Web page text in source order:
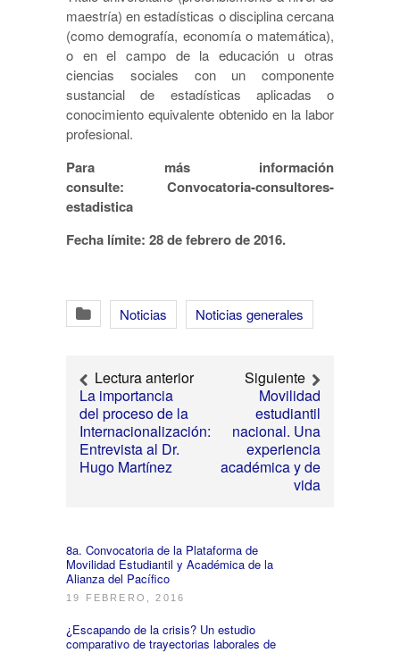
maestría) en estadísticas o disciplina cercana
(como demografía, economía o matemática),
o en el campo de la educación u otras
ciencias sociales con un componente
sustancial de estadísticas aplicadas o
conocimiento equivalente obtenido en la labor
profesional.
Para más información
consulte: Convocatoria-consultores-
estadistica
Fecha límite: 28 de febrero de 2016.
Noticias Noticias generales
Lectura anterior
La importancia
del proceso de la
Internacionalización:
Entrevista al Dr.
Hugo Martínez
Siguiente
Movilidad
estudiantil
nacional. Una
experiencia
académica y de
vida
8a. Convocatoria de la Plataforma de
Movilidad Estudiantil y Académica de la
Alianza del Pacífico
19 FEBRERO, 2016
¿Escapando de la crisis? Un estudio
comparativo de trayectorias laborales de